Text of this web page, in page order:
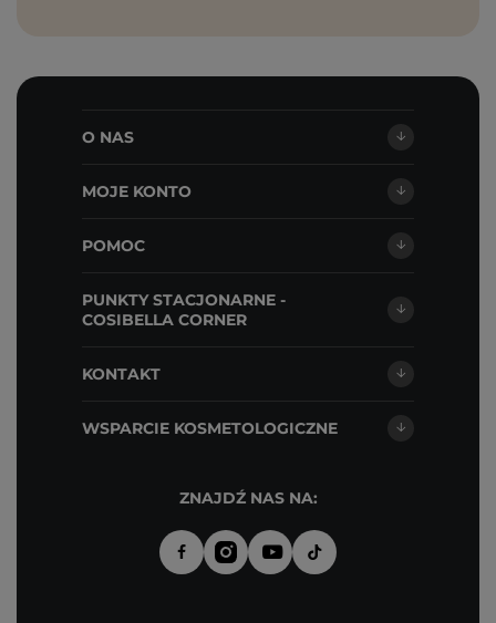
O NAS
MOJE KONTO
POMOC
PUNKTY STACJONARNE -
COSIBELLA CORNER
KONTAKT
WSPARCIE KOSMETOLOGICZNE
ZNAJDŹ NAS NA: